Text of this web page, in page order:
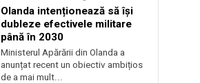
Olanda intenționează să își
dubleze efectivele militare
până în 2030
Ministerul Apărării din Olanda a
anunțat recent un obiectiv ambițios
de a mai mult...